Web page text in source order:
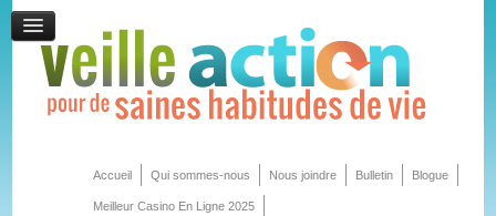
Accueil Qui sommes-nous Nous joindre Bulletin Blogue
Meilleur Casino En Ligne 2025